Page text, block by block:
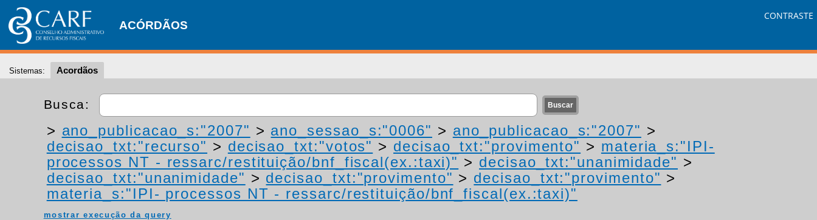
ACÓRDÃOS
CONTRASTE
Sistemas: Acordãos
Busca:
> ano_publicacao_s:"2007" > ano_sessao_s:"0006" > ano_publicacao_s:"2007" >
decisao_txt:"recurso" > decisao_txt:"votos" > decisao_txt:"provimento" > materia_s:"IPI-
processos NT - ressarc/restituição/bnf_fiscal(ex.:taxi)" > decisao_txt:"unanimidade" >
decisao_txt:"unanimidade" > decisao_txt:"provimento" > decisao_txt:"provimento" >
materia_s:"IPI- processos NT - ressarc/restituição/bnf_fiscal(ex.:taxi)"
mostrar execução da query